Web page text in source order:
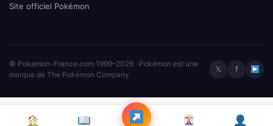
Site officiel Pokémon
© Pokemon-France.com 1999–2026 · Pokémon est une
marque de The Pokémon Company
𝕏 f